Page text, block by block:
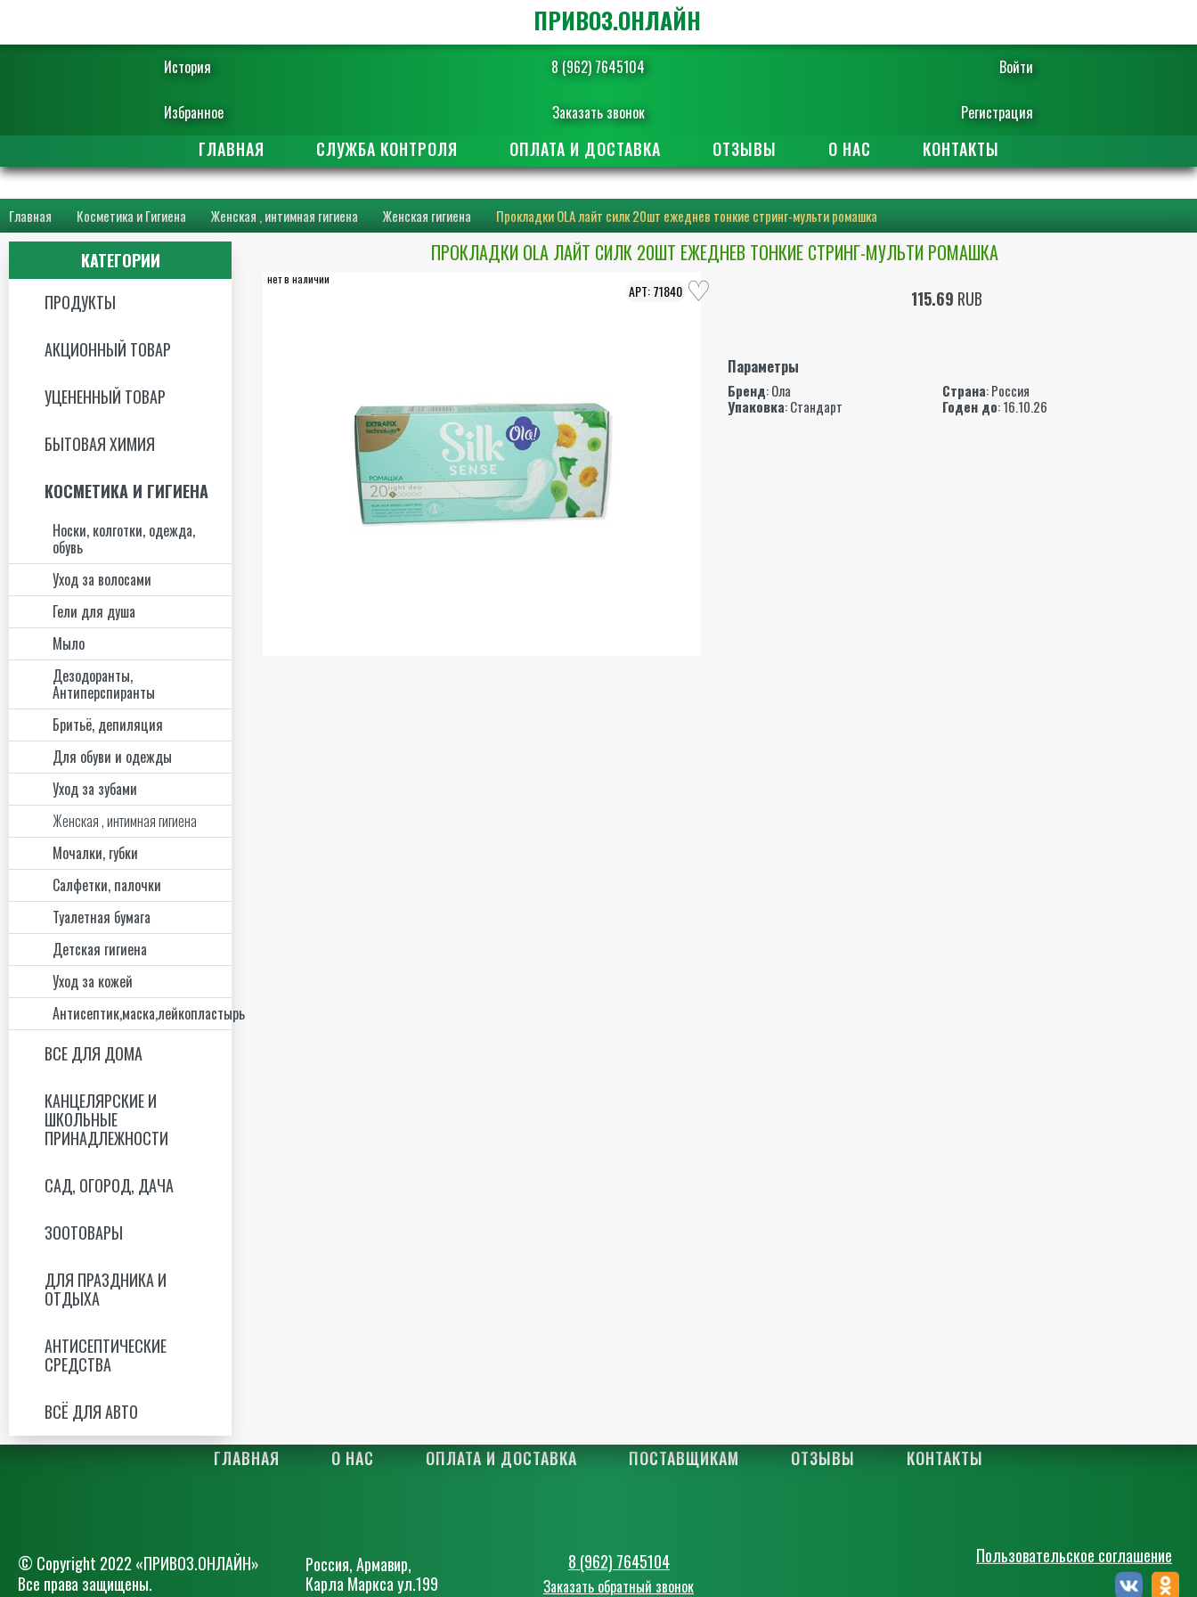
История 8 (962) 7645104 Войти
Избранное Заказать звонок Регистрация
ПРИВОЗ.ОНЛАЙН
ГЛАВНАЯ СЛУЖБА КОНТРОЛЯ ОПЛАТА И ДОСТАВКА ОТЗЫВЫ О НАС КОНТАКТЫ
Главная Косметика и Гигиена Женская , интимная гигиена Женская гигиена Прокладки OLA лайт силк 20шт ежеднев тонкие стринг-мульти ромашка
КАТЕГОРИИ
ПРОДУКТЫ
АКЦИОННЫЙ ТОВАР
УЦЕНЕННЫЙ ТОВАР
БЫТОВАЯ ХИМИЯ
КОСМЕТИКА И ГИГИЕНА
Носки, колготки, одежда,
обувь
Уход за волосами
Гели для душа
Мыло
Дезодоранты,
Антиперспиранты
Бритьё, депиляция
Для обуви и одежды
Уход за зубами
Женская , интимная гигиена
Мочалки, губки
Салфетки, палочки
Туалетная бумага
Детская гигиена
Уход за кожей
Антисептик,маска,лейкопластырь
ВСЕ ДЛЯ ДОМА
КАНЦЕЛЯРСКИЕ И
ШКОЛЬНЫЕ
ПРИНАДЛЕЖНОСТИ
САД, ОГОРОД, ДАЧА
ЗООТОВАРЫ
ДЛЯ ПРАЗДНИКА И
ОТДЫХА
АНТИСЕПТИЧЕСКИЕ
СРЕДСТВА
ВСЁ ДЛЯ АВТО
ПРОКЛАДКИ OLA ЛАЙТ СИЛК 20ШТ ЕЖЕДНЕВ ТОНКИЕ СТРИНГ-МУЛЬТИ РОМАШКА
нет в наличии
71840 115.69 RUB
Параметры
Бренд:Ола Страна: Россия
Упаковка: Стандарт Годен до: 16.10.26
ГЛАВНАЯ О НАС ОПЛАТА И ДОСТАВКА ПОСТАВЩИКАМ ОТЗЫВЫ КОНТАКТЫ
8 (962) 7645104
Заказать обратный звонок
Россия, Армавир,
Карла Маркса ул.199
Пользовательское соглашение
© Сopyright 2022 «ПРИВОЗ.ОНЛАЙН»
Все права защищены.